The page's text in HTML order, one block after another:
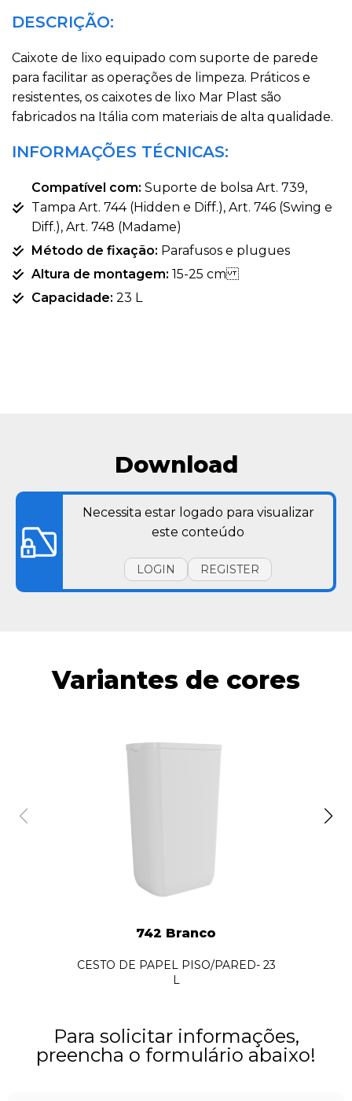
DESCRIÇÃO:
Caixote de lixo equipado com suporte de parede
para facilitar as operações de limpeza. Práticos e
resistentes, os caixotes de lixo Mar Plast são
fabricados na Itália com materiais de alta qualidade.
INFORMAÇÕES TÉCNICAS:
Compatível com: Suporte de bolsa Art. 739,
Tampa Art. 744 (Hidden e Diff.), Art. 746 (Swing e
Diff.), Art. 748 (Madame)
Método de fixação: Parafusos e plugues
Altura de montagem: 15-25 cm
Capacidade: 23 L
Download
Necessita estar logado para visualizar
este conteúdo
LOGIN REGISTER
Variantes de cores
742 Branco
CESTO DE PAPEL PISO/PARED- 23
L
Para solicitar informações,
preencha o formulário abaixo!